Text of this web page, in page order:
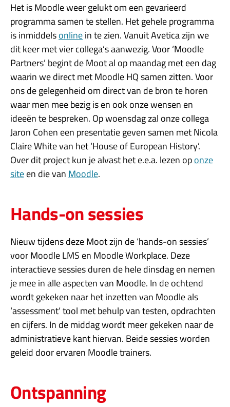
Het is Moodle weer gelukt om een gevarieerd
programma samen te stellen. Het gehele programma
is inmiddelsonlinein te zien. Vanuit Avetica zijn we
dit keer met vier collega’s aanwezig. Voor ‘Moodle
Partners’ begint de Moot al op maandag met een dag
waarin we direct met Moodle HQ samen zitten. Voor
ons de gelegenheid om direct van de bron te horen
waar men mee bezig is en ook onze wensen en
ideeën te bespreken. Op woensdag zal onze collega
Jaron Cohen een presentatie geven samen met Nicola
Claire White van het ‘House of European History’.
Over dit project kun je alvast het e.e.a. lezen oponze
siteen die van Moodle.
Hands-on sessies
Nieuw tijdens deze Moot zijn de ‘hands-on sessies’
voor Moodle LMS en Moodle Workplace. Deze
interactieve sessies duren de hele dinsdag en nemen
je mee in alle aspecten van Moodle. In de ochtend
wordt gekeken naar het inzetten van Moodle als
‘assessment’ tool met behulp van testen, opdrachten
en cijfers. In de middag wordt meer gekeken naar de
administratieve kant hiervan. Beide sessies worden
geleid door ervaren Moodle trainers.
Ontspanning